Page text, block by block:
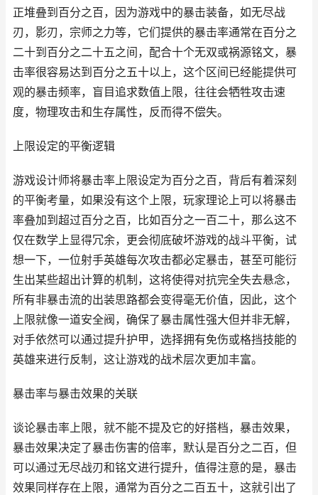
正堆叠到百分之百，因为游戏中的暴击装备，如无尽战
刃，影刃，宗师之力等，它们提供的暴击率通常在百分之
二十到百分之二十五之间，配合十个无双或祸源铭文，暴
击率很容易达到百分之五十以上，这个区间已经能提供可
观的暴击频率，盲目追求数值上限，往往会牺牲攻击速
度，物理攻击和生存属性，反而得不偿失。
上限设定的平衡逻辑
游戏设计师将暴击率上限设定为百分之百，背后有着深刻
的平衡考量，如果没有这个上限，玩家理论上可以将暴击
率叠加到超过百分之百，比如百分之一百二十，那么这不
仅在数学上显得冗余，更会彻底破坏游戏的战斗平衡，试
想一下，一位射手英雄每次攻击都必定暴击，甚至可能衍
生出某些超出计算的机制，这将使得对抗完全失去悬念，
所有非暴击流的出装思路都会变得毫无价值，因此，这个
上限就像一道安全阀，确保了暴击属性强大但并非无解，
对手依然可以通过提升护甲，选择拥有免伤或格挡技能的
英雄来进行反制，这让游戏的战术层次更加丰富。
暴击率与暴击效果的关联
谈论暴击率上限，就不能不提及它的好搭档，暴击效果，
暴击效果决定了暴击伤害的倍率，默认是百分之二百，但
可以通过无尽战刃和铭文进行提升，值得注意的是，暴击
效果同样存在上限，通常为百分之二百五十，这就引出了